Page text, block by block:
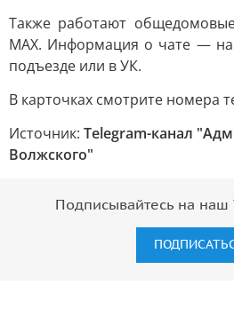
Также работают
МАХ. Информация о чате — на
подъезде или в УК.
В карточках смотрите номера
Источник: Telegram-канал
Волжского"
Подписывайтесь на наш